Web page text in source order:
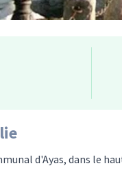
d'Ayas, dans le